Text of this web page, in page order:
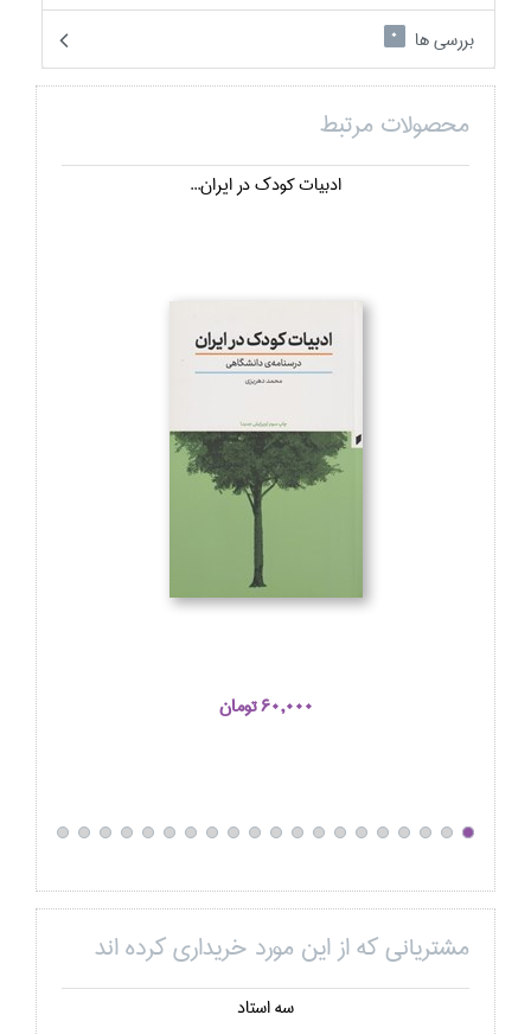
بررسی ها
0
محصولات مرتبط
ادبيات كودك در ايران...
60,000 تومان
مشتریانی که از این مورد خریداری کرده اند
سه استاد